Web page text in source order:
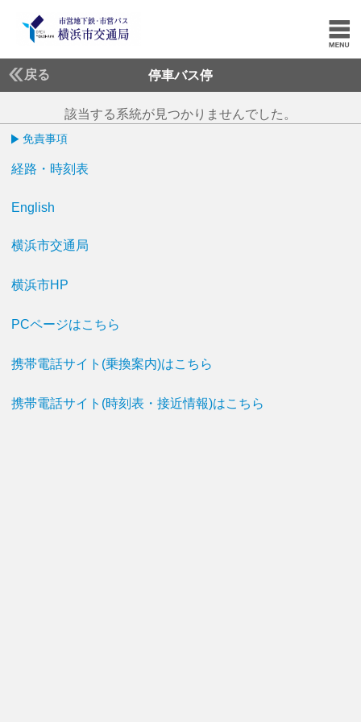
戻る 停車バス停
該当する系統が見つかりませんでした。
免責事項
経路・時刻表
English
横浜市交通局
横浜市HP
PCページはこちら
携帯電話サイト(乗換案内)はこちら
携帯電話サイト(時刻表・接近情報)はこちら